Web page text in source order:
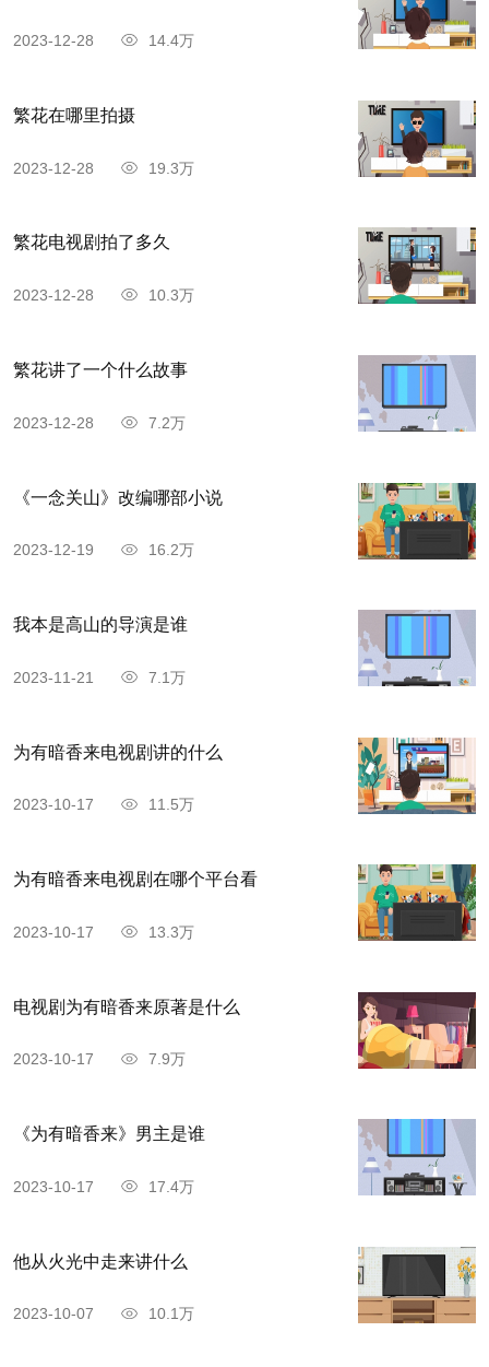
2023-12-28 14.4万
繁花在哪里拍摄
2023-12-28 19.3万
繁花电视剧拍了多久
2023-12-28 10.3万
繁花讲了一个什么故事
2023-12-28 7.2万
《一念关山》改编哪部小说
2023-12-19 16.2万
我本是高山的导演是谁
2023-11-21 7.1万
为有暗香来电视剧讲的什么
2023-10-17 11.5万
为有暗香来电视剧在哪个平台看
2023-10-17 13.3万
电视剧为有暗香来原著是什么
2023-10-17 7.9万
《为有暗香来》男主是谁
2023-10-17 17.4万
他从火光中走来讲什么
2023-10-07 10.1万